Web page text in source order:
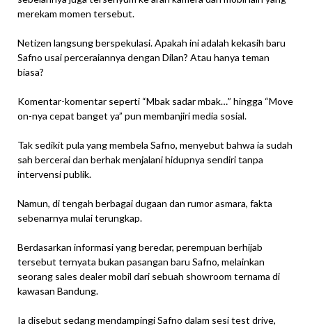
merekam momen tersebut.
Netizen langsung berspekulasi. Apakah ini adalah kekasih baru
Safno usai perceraiannya dengan Dilan? Atau hanya teman
biasa?
Komentar-komentar seperti “Mbak sadar mbak…” hingga “Move
on-nya cepat banget ya” pun membanjiri media sosial.
Tak sedikit pula yang membela Safno, menyebut bahwa ia sudah
sah bercerai dan berhak menjalani hidupnya sendiri tanpa
intervensi publik.
Namun, di tengah berbagai dugaan dan rumor asmara, fakta
sebenarnya mulai terungkap.
Berdasarkan informasi yang beredar, perempuan berhijab
tersebut ternyata bukan pasangan baru Safno, melainkan
seorang sales dealer mobil dari sebuah showroom ternama di
kawasan Bandung.
Ia disebut sedang mendampingi Safno dalam sesi test drive,